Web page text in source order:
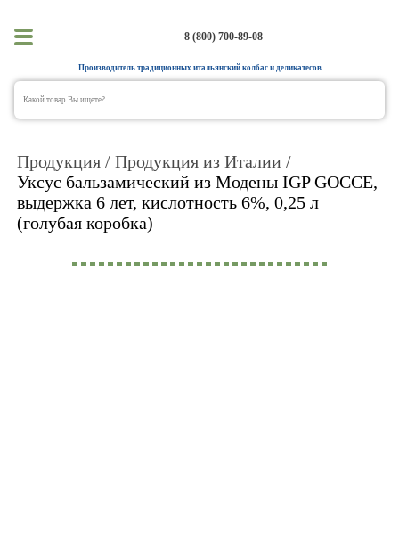
8 (800) 700-89-08
Производитель традиционных итальянский колбас и деликатесов
Продукция
Продукция из Италии
Уксус бальзамический из Модены IGP GOCCE,
выдержка 6 лет, кислотность 6%, 0,25 л
(голубая коробка)